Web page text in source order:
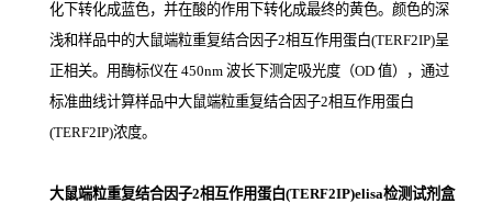
化下转化成蓝色，并在酸的作用下转化成最终的黄色。颜色的深
浅和样品中的大鼠端粒重复结合因子2相互作用蛋白(TERF2IP)呈
正相关。用酶标仪在 450nm 波长下测定吸光度（OD 值），通过
标准曲线计算样品中大鼠端粒重复结合因子2相互作用蛋白
(TERF2IP)浓度。
大鼠端粒重复结合因子2相互作用蛋白(TERF2IP)elisa检测试剂盒